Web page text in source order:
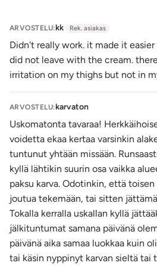
Barbadensis Leaf Juice
Citronellol, Benzyl Benzoate,
Geraniol, Benzyl Alcohol,
Lähetyspaketin koko: 20 x 11 x
Lähetyksen paino: ~ 0.5 kg
ARVOSTELU:kk Rek. asiakas
Didn't really work. it made it
did not leave with the cream.
irritation on my thighs but not in
ARVOSTELU:karvaton
Uskomatonta tavaraa!
voidetta ekaa kertaa varsinkin
tuntunut yhtään missään.
kyllä lähtikin suurin osa vaikka
paksu karva. Odotinkin, että
joutua tekemään, tai sitten
Tokalla kerralla uskallan kyllä
jälkituntumat samana päivänä
päivänä aika samaa luokkaa kuin
tai käsin nyppinyt karvan sieltä tai